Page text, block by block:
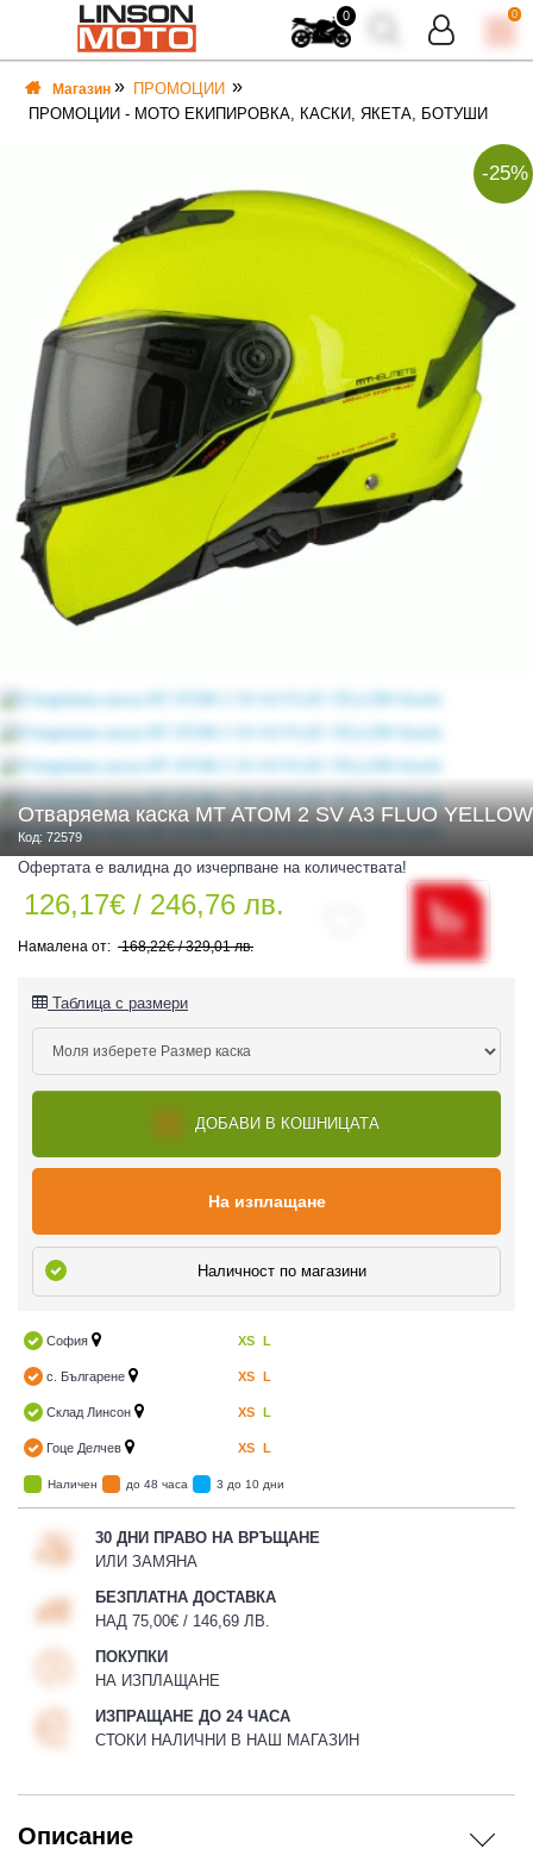
0 0
Магазин
ПРОМОЦИИ
ПРОМОЦИИ - МОТО ЕКИПИРОВКА, КАСКИ, ЯКЕТА, БОТУШИ
-25%
Отваряема каска MT ATOM 2 SV A3 FLUO YELLOW
Код: 72579
Офертата е валидна до изчерпване на количествата!
126,17€ / 246,76 лв.
168,22€ / 329,01 лв.
Таблица с размери
ДОБАВИ В КОШНИЦАТА
На изплащане
Наличност по магазини
София XS L
с. Българене XS L
Склад Линсон XS L
Гоце Делчев XS L
Наличен до 48 часа 3 до 10 дни
30 ДНИ ПРАВО НА ВРЪЩАНЕ
ИЛИ ЗАМЯНА
БЕЗПЛАТНА ДОСТАВКА
НАД 75,00€ / 146,69 ЛВ.
ПОКУПКИ
НА ИЗПЛАЩАНЕ
ИЗПРАЩАНЕ ДО 24 ЧАСА
СТОКИ НАЛИЧНИ В НАШ МАГАЗИН
Описание